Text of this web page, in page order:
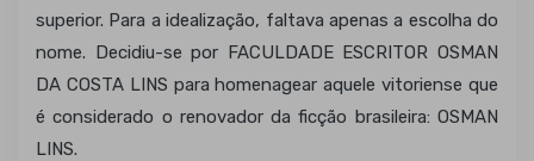
superior. Para a idealização, faltava apenas a escolha do
nome. Decidiu-se por FACULDADE ESCRITOR OSMAN
DA COSTA LINS para homenagear aquele vitoriense que
é considerado o renovador da ficção brasileira: OSMAN
LINS.